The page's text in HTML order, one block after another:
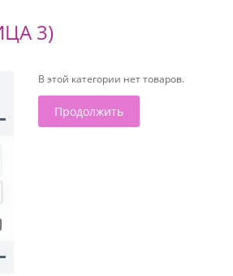
3)
В этой категории нет товаров.
Продолжить